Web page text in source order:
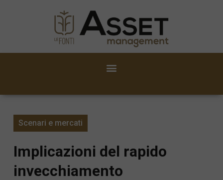
Scenari e mercati
Implicazioni del rapido
invecchiamento